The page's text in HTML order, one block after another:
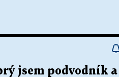
jsem podvodník